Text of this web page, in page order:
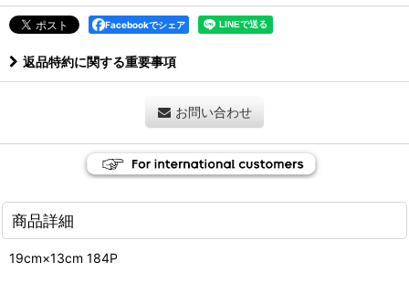
Facebookでシェア
返品特約に関する重要事項
お問い合わせ
商品詳細
19cm×13cm 184P